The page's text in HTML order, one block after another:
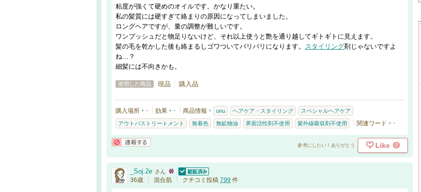
粘度が強くて硬めのオイルです。かなり重たい。
私の髪質には硬すぎて絡まりの原因になってしまいました。
ロングヘアですが、量の調整が難しいです。
ワンプッシュだと物足りないけど、それ以上使うと艶を通り越してギトギトに見えます。
髪の毛を乾かした後も絡まるしゴワついてバリバリになります。
スタイリング剤じゃないですよ
ね…？
細髪には不向きかも。
使用した商品 現品 購入品
購入場所 - 効果 - 商品情報 unu ヘアケア・スタイリング スペシャルヘアケア
アウトバストリートメント 無着色 無鉱物油 界面活性剤不使用 紫外線吸収剤不使用 関連ワード -
参考にしたい！ありがとう Like 0
_Soj.2e さん
認証済
36歳 混合肌 クチコミ投稿 799 件